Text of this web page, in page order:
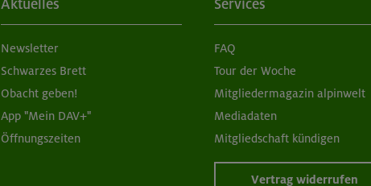
Aktuelles
Newsletter
Schwarzes Brett
Obacht geben!
App "Mein DAV+"
Öffnungszeiten
Services
FAQ
Tour der Woche
Mitgliedermagazin alpinwelt
Mediadaten
Mitgliedschaft kündigen
Vertrag widerrufen